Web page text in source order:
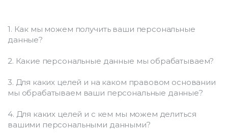
1. Как мы можем получить ваши персональные
данные?
2. Какие персональные данные мы обрабатываем?
3. Для каких целей и на каком правовом основании
мы обрабатываем ваши персональные данные?
4. Для каких целей и с кем мы можем делиться
вашими персональными данными?